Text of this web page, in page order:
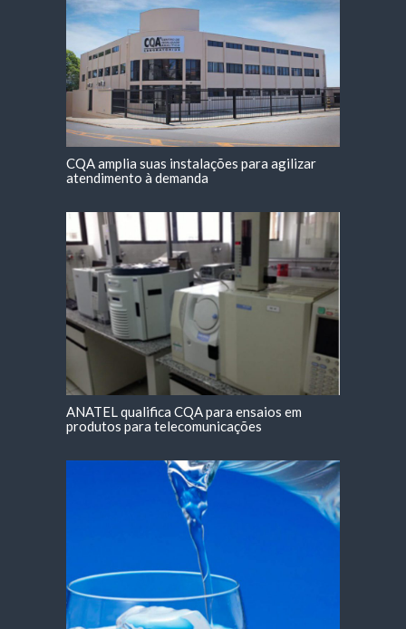
CQA amplia suas instalações para agilizar
atendimento à demanda
ANATEL qualifica CQA para ensaios em
produtos para telecomunicações